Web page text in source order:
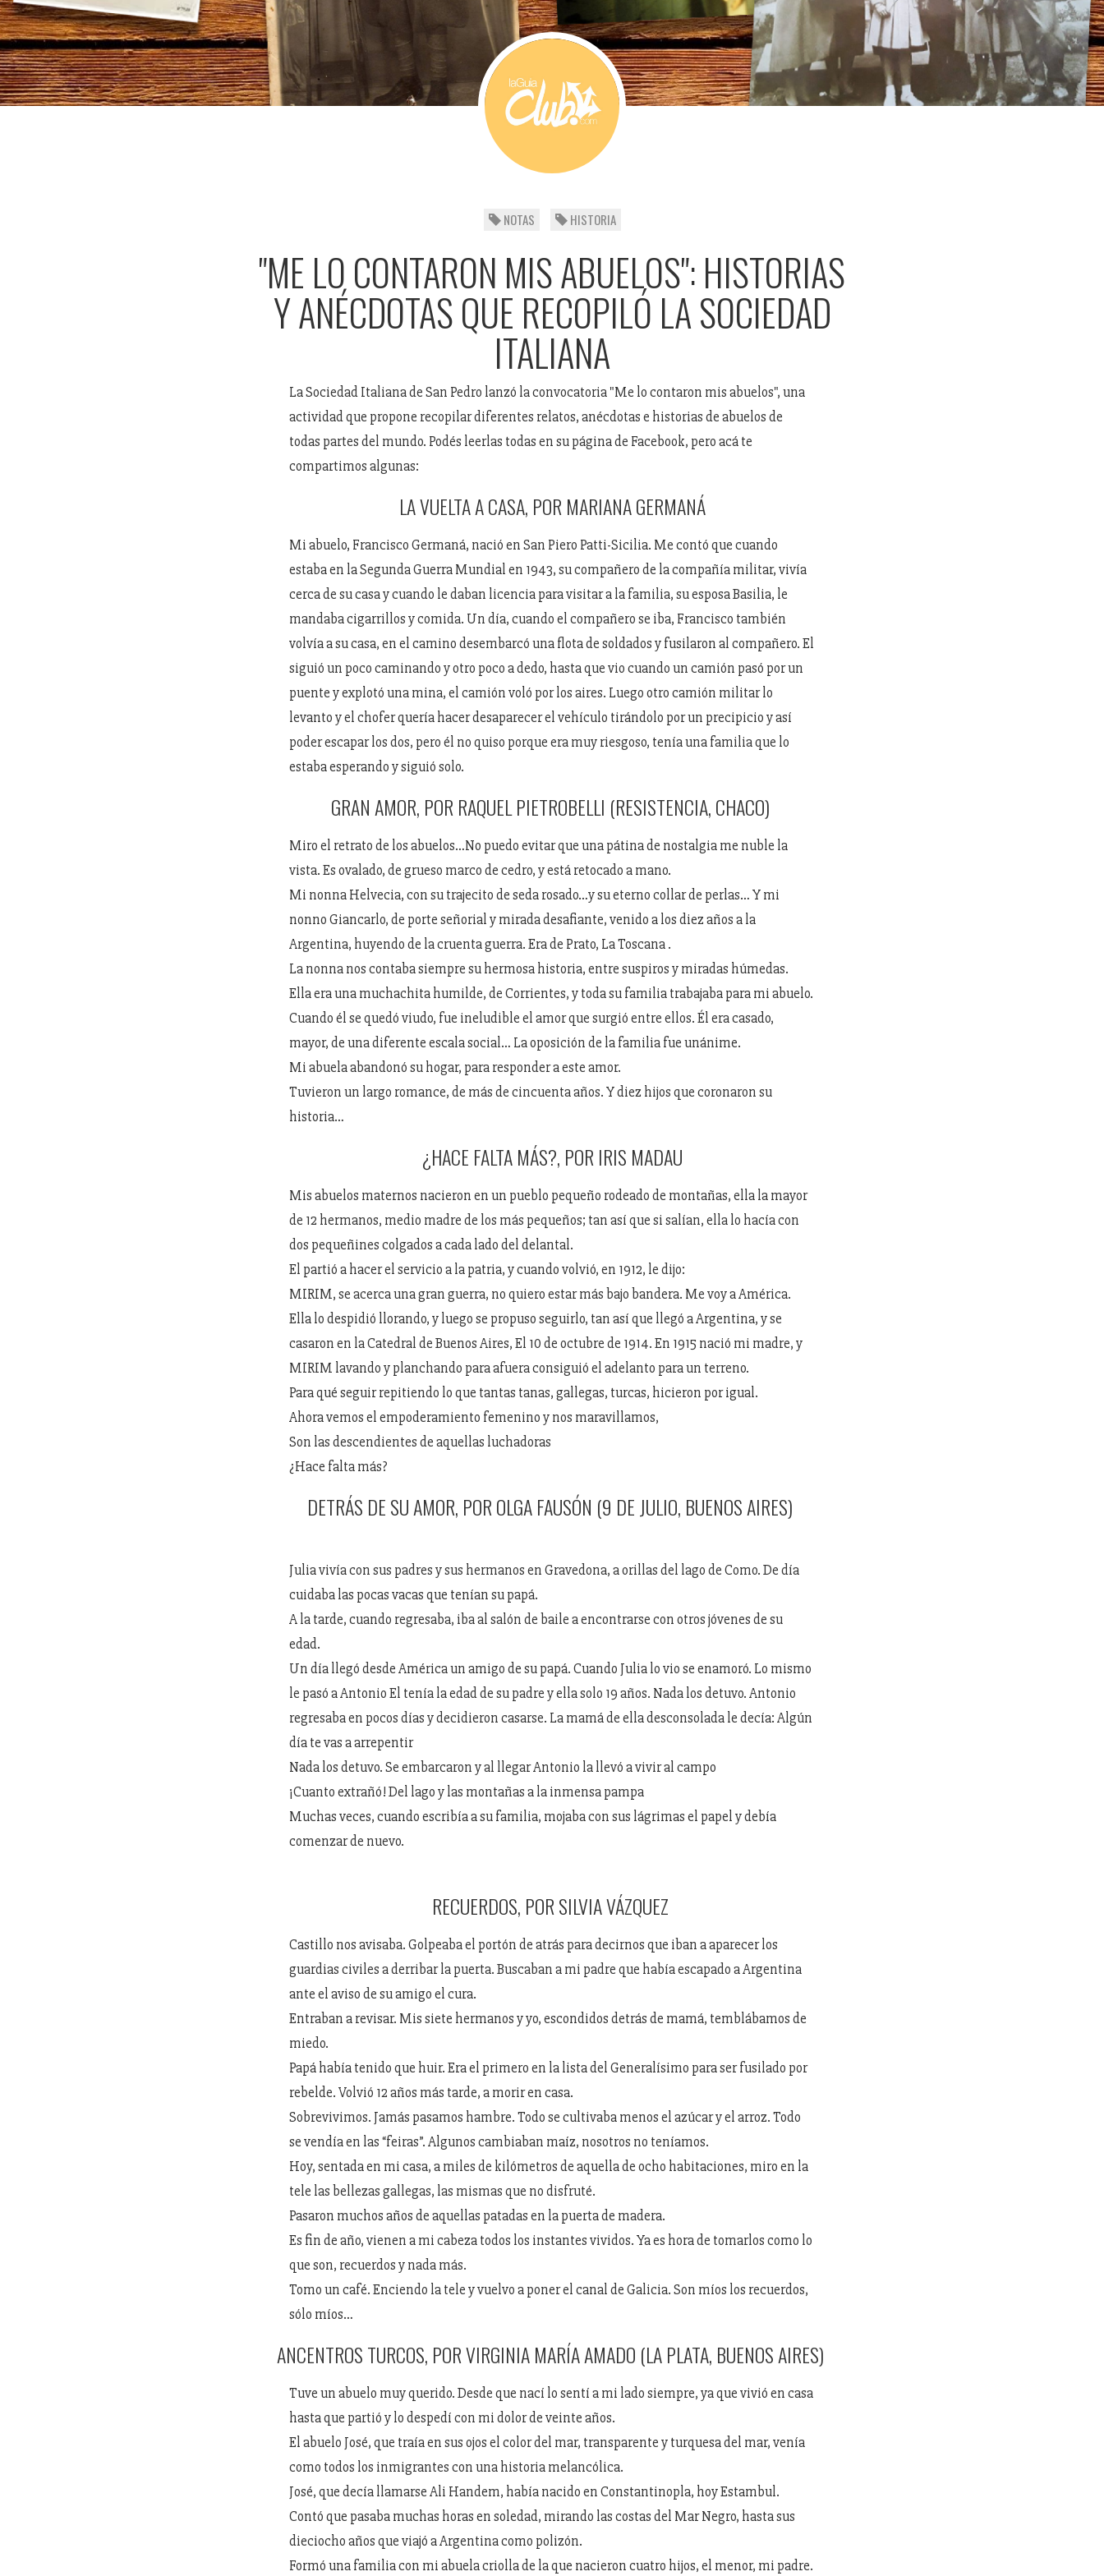
NOTAS HISTORIA
"ME LO CONTARON MIS ABUELOS": HISTORIAS
Y ANÉCDOTAS QUE RECOPILÓ LA SOCIEDAD
ITALIANA
La Sociedad Italiana de San Pedro lanzó la convocatoria "Me lo contaron mis abuelos", una
actividad que propone recopilar diferentes relatos, anécdotas e historias de abuelos de
todas partes del mundo. Podés leerlas todas en su página de Facebook, pero acá te
compartimos algunas:
LA VUELTA A CASA, POR MARIANA GERMANÁ
Mi abuelo, Francisco Germaná, nació en San Piero Patti-Sicilia. Me contó que cuando
estaba en la Segunda Guerra Mundial en 1943, su compañero de la compañía militar, vivía
cerca de su casa y cuando le daban licencia para visitar a la familia, su esposa Basilia, le
mandaba cigarrillos y comida. Un día, cuando el compañero se iba, Francisco también
volvía a su casa, en el camino desembarcó una flota de soldados y fusilaron al compañero. El
siguió un poco caminando y otro poco a dedo, hasta que vio cuando un camión pasó por un
puente y explotó una mina, el camión voló por los aires. Luego otro camión militar lo
levanto y el chofer quería hacer desaparecer el vehículo tirándolo por un precipicio y así
poder escapar los dos, pero él no quiso porque era muy riesgoso, tenía una familia que lo
estaba esperando y siguió solo.
GRAN AMOR, POR RAQUEL PIETROBELLI (RESISTENCIA, CHACO)
Miro el retrato de los abuelos…No puedo evitar que una pátina de nostalgia me nuble la
vista. Es ovalado, de grueso marco de cedro, y está retocado a mano.
Mi nonna Helvecia, con su trajecito de seda rosado…y su eterno collar de perlas… Y mi
nonno Giancarlo, de porte señorial y mirada desafiante, venido a los diez años a la
Argentina, huyendo de la cruenta guerra. Era de Prato, La Toscana .
La nonna nos contaba siempre su hermosa historia, entre suspiros y miradas húmedas.
Ella era una muchachita humilde, de Corrientes, y toda su familia trabajaba para mi abuelo.
Cuando él se quedó viudo, fue ineludible el amor que surgió entre ellos. Él era casado,
mayor, de una diferente escala social… La oposición de la familia fue unánime.
Mi abuela abandonó su hogar, para responder a este amor.
Tuvieron un largo romance, de más de cincuenta años. Y diez hijos que coronaron su
historia…
¿HACE FALTA MÁS?, POR IRIS MADAU
Mis abuelos maternos nacieron en un pueblo pequeño rodeado de montañas, ella la mayor
de 12 hermanos, medio madre de los más pequeños; tan así que si salían, ella lo hacía con
dos pequeñines colgados a cada lado del delantal.
El partió a hacer el servicio a la patria, y cuando volvió, en 1912, le dijo:
MIRIM, se acerca una gran guerra, no quiero estar más bajo bandera. Me voy a América.
Ella lo despidió llorando, y luego se propuso seguirlo, tan así que llegó a Argentina, y se
casaron en la Catedral de Buenos Aires, El 10 de octubre de 1914. En 1915 nació mi madre, y
MIRIM lavando y planchando para afuera consiguió el adelanto para un terreno.
Para qué seguir repitiendo lo que tantas tanas, gallegas, turcas, hicieron por igual.
Ahora vemos el empoderamiento femenino y nos maravillamos,
Son las descendientes de aquellas luchadoras
¿Hace falta más?
DETRÁS DE SU AMOR, POR OLGA FAUSÓN (9 DE JULIO, BUENOS AIRES)
Julia vivía con sus padres y sus hermanos en Gravedona, a orillas del lago de Como. De día
cuidaba las pocas vacas que tenían su papá.
A la tarde, cuando regresaba, iba al salón de baile a encontrarse con otros jóvenes de su
edad.
Un día llegó desde América un amigo de su papá. Cuando Julia lo vio se enamoró. Lo mismo
le pasó a Antonio El tenía la edad de su padre y ella solo 19 años. Nada los detuvo. Antonio
regresaba en pocos días y decidieron casarse. La mamá de ella desconsolada le decía: Algún
día te vas a arrepentir
Nada los detuvo. Se embarcaron y al llegar Antonio la llevó a vivir al campo
¡Cuanto extrañó! Del lago y las montañas a la inmensa pampa
Muchas veces, cuando escribía a su familia, mojaba con sus lágrimas el papel y debía
comenzar de nuevo.
RECUERDOS, POR SILVIA VÁZQUEZ
Castillo nos avisaba. Golpeaba el portón de atrás para decirnos que iban a aparecer los
guardias civiles a derribar la puerta. Buscaban a mi padre que había escapado a Argentina
ante el aviso de su amigo el cura.
Entraban a revisar. Mis siete hermanos y yo, escondidos detrás de mamá, temblábamos de
miedo.
Papá había tenido que huir. Era el primero en la lista del Generalísimo para ser fusilado por
rebelde. Volvió 12 años más tarde, a morir en casa.
Sobrevivimos. Jamás pasamos hambre. Todo se cultivaba menos el azúcar y el arroz. Todo
se vendía en las “feiras”. Algunos cambiaban maíz, nosotros no teníamos.
Hoy, sentada en mi casa, a miles de kilómetros de aquella de ocho habitaciones, miro en la
tele las bellezas gallegas, las mismas que no disfruté.
Pasaron muchos años de aquellas patadas en la puerta de madera.
Es fin de año, vienen a mi cabeza todos los instantes vividos. Ya es hora de tomarlos como lo
que son, recuerdos y nada más.
Tomo un café. Enciendo la tele y vuelvo a poner el canal de Galicia. Son míos los recuerdos,
sólo míos…
ANCENTROS TURCOS, POR VIRGINIA MARÍA AMADO (LA PLATA, BUENOS AIRES)
Tuve un abuelo muy querido. Desde que nací lo sentí a mi lado siempre, ya que vivió en casa
hasta que partió y lo despedí con mi dolor de veinte años.
El abuelo José, que traía en sus ojos el color del mar, transparente y turquesa del mar, venía
como todos los inmigrantes con una historia melancólica.
José, que decía llamarse Ali Handem, había nacido en Constantinopla, hoy Estambul.
Contó que pasaba muchas horas en soledad, mirando las costas del Mar Negro, hasta sus
dieciocho años que viajó a Argentina como polizón.
Formó una familia con mi abuela criolla de la que nacieron cuatro hijos, el menor, mi padre.